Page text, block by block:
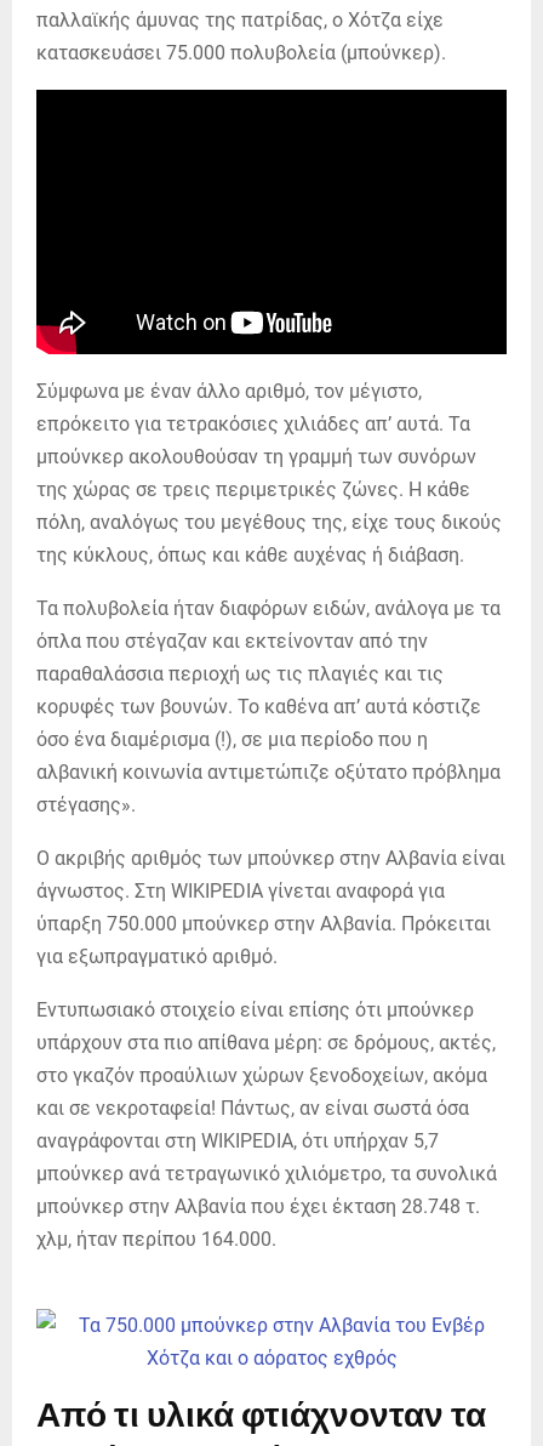
παλλαϊκής άμυνας της πατρίδας, ο Χότζα είχε
κατασκευάσει 75.000 πολυβολεία (μπούνκερ).
Σύμφωνα με έναν άλλο αριθμό, τον μέγιστο,
επρόκειτο για τετρακόσιες χιλιάδες απ’ αυτά. Τα
μπούνκερ ακολουθούσαν τη γραμμή των συνόρων
της χώρας σε τρεις περιμετρικές ζώνες. Η κάθε
πόλη, αναλόγως του μεγέθους της, είχε τους δικούς
της κύκλους, όπως και κάθε αυχένας ή διάβαση.
Τα πολυβολεία ήταν διαφόρων ειδών, ανάλογα με τα
όπλα που στέγαζαν και εκτείνονταν από την
παραθαλάσσια περιοχή ως τις πλαγιές και τις
κορυφές των βουνών. Το καθένα απ’ αυτά κόστιζε
όσο ένα διαμέρισμα (!), σε μια περίοδο που η
αλβανική κοινωνία αντιμετώπιζε οξύτατο πρόβλημα
στέγασης».
Ο ακριβής αριθμός των μπούνκερ στην Αλβανία είναι
άγνωστος. Στη WIKIPEDIA γίνεται αναφορά για
ύπαρξη 750.000 μπούνκερ στην Αλβανία. Πρόκειται
για εξωπραγματικό αριθμό.
Εντυπωσιακό στοιχείο είναι επίσης ότι μπούνκερ
υπάρχουν στα πιο απίθανα μέρη: σε δρόμους, ακτές,
στο γκαζόν προαύλιων χώρων ξενοδοχείων, ακόμα
και σε νεκροταφεία! Πάντως, αν είναι σωστά όσα
αναγράφονται στη WIKIPEDIA, ότι υπήρχαν 5,7
μπούνκερ ανά τετραγωνικό χιλιόμετρο, τα συνολικά
μπούνκερ στην Αλβανία που έχει έκταση 28.748 τ.
χλμ, ήταν περίπου 164.000.
Από τι υλικά φτιάχνονταν τα